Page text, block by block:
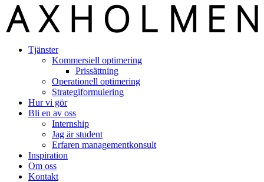
Tjänster
Kommersiell optimering
Prissättning
Operationell optimering
Strategiformulering
Hur vi gör
Bli en av oss
Internship
Jag är student
Erfaren managementkonsult
Inspiration
Om oss
Kontakt